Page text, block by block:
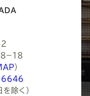
−１８
）
除く）